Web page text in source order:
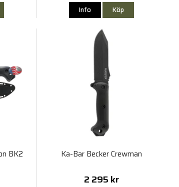
Info Köp
BK2 Ka-Bar Becker Crewman
2 295 kr